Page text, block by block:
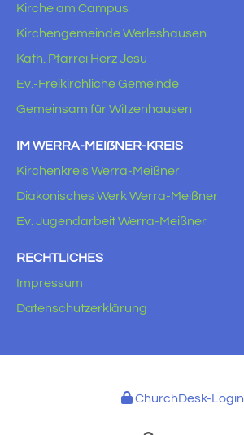
Kirche am Campus
Kirchengemeinde Werleshausen
Kath. Pfarrei Herz Jesu
Ev.-Freikirchliche Gemeinde
Gemeinsam für Witzenhausen
IM WERRA-MEIẞNER-KREIS
Kirchenkreis Werra-Meißner
Diakonisches Werk Werra-Meißner
Ev. Jugendarbeit Werra-Meißner
RECHTLICHES
Impressum
Datenschutzerklärung
ChurchDesk-Login